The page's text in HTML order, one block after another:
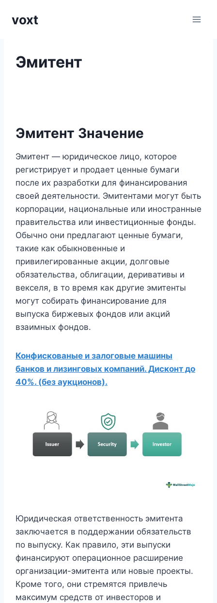
voxt
Эмитент
Эмитент Значение
Эмитент — юридическое лицо, которое
регистрирует и продает ценные бумаги
после их разработки для финансирования
своей деятельности. Эмитентами могут быть
корпорации, национальные или иностранные
правительства или инвестиционные фонды.
Обычно они предлагают ценные бумаги,
такие как обыкновенные и
привилегированные акции, долговые
обязательства, облигации, деривативы и
векселя, в то время как другие эмитенты
могут собирать финансирование для
выпуска биржевых фондов или акций
взаимных фондов.
Конфискованые и залоговые машины
банков и лизинговых компаний. Дисконт до
40%. (без аукционов).
Юридическая ответственность эмитента
заключается в поддержании обязательств
по выпуску. Как правило, эти выпуски
финансируют операционное расширение
организации-эмитента или новые проекты.
Кроме того, они стремятся привлечь
максимум средств от инвесторов и